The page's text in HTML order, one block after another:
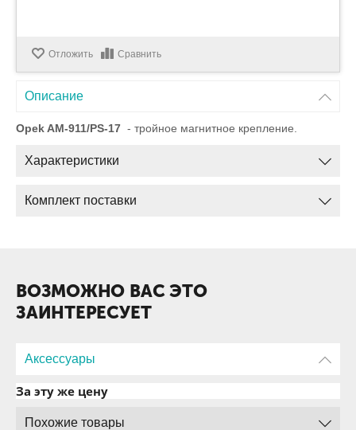
Отложить Сравнить
Описание
Opek AM-911/PS-17 - тройное магнитное крепление.
Характеристики
Комплект поставки
ВОЗМОЖНО ВАС ЭТО
ЗАИНТЕРЕСУЕТ
Аксессуары
За эту же цену
Похожие товары